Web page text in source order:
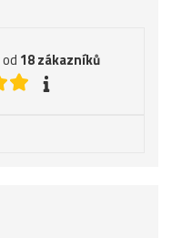
od 18zákazníků